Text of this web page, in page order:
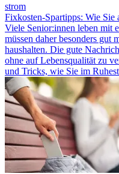
strom
Fixkosten-Spartipps: Wie
Viele Senior:innen leben mit
müssen daher besonders gut
haushalten. Die gute
ohne auf Lebensqualität zu
und Tricks, wie Sie im